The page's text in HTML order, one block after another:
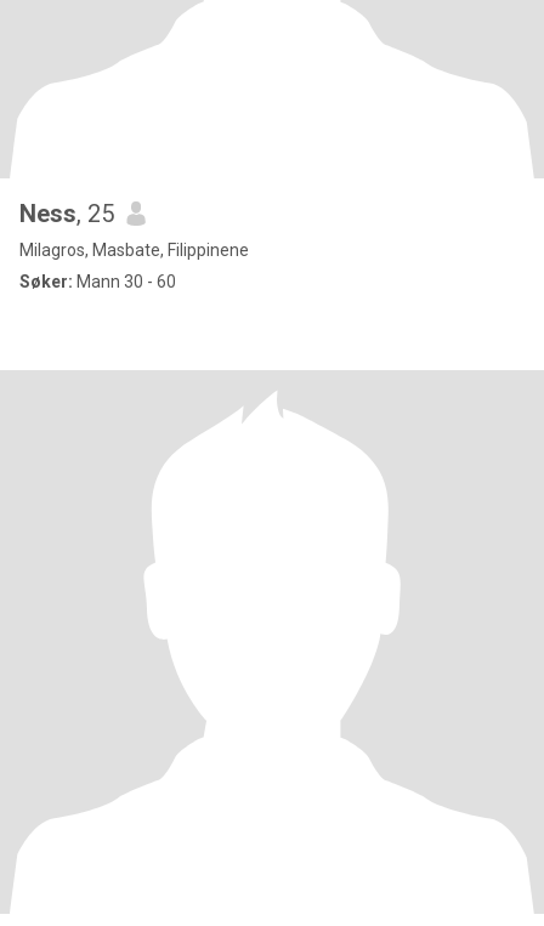
Ness, 25
Milagros, Masbate, Filippinene
Søker: Mann 30 - 60